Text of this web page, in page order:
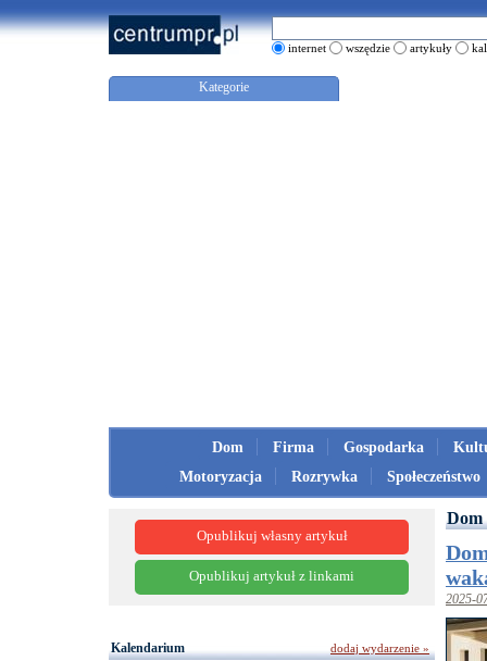
internet wszędzie artykuły
Kategorie
Dom Firma Gospodarka
Motoryzacja
Rozrywka Społeczeństwo
Dom
2025-
Opublikuj własny artykuł
Opublikuj artykuł z linkami
Kalendarium dodaj wydarzenie »